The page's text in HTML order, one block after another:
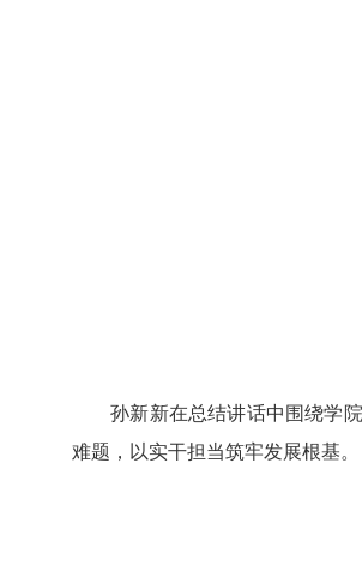
孙新新在总结讲话中围绕学院
难题，以实干担当筑牢发展根基。